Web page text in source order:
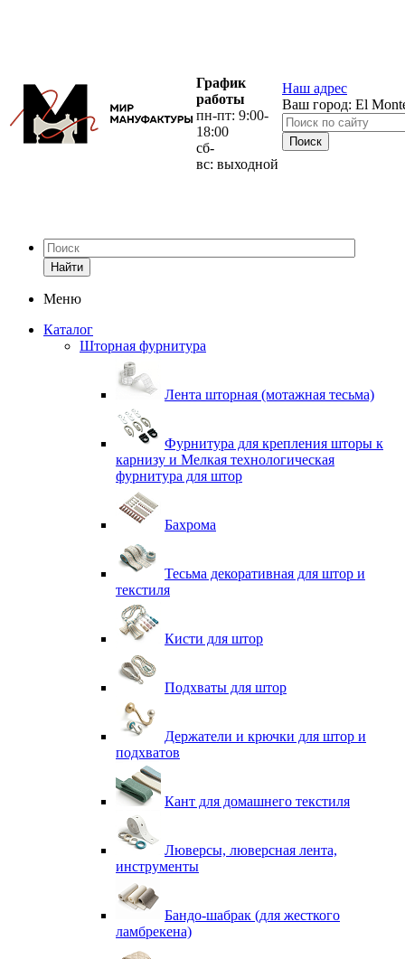
График
работы
пн-пт: 9:00-
18:00
сб-
вс: выходной
Наш адрес
Ваш город: El
Найти
Меню
Каталог
Шторная фурнитура
Лента шторная (мотажная тесьма)
Фурнитура для крепления шторы к
карнизу и Мелкая технологическая
фурнитура для штор
Бахрома
Тесьма декоративная для штор и
текстиля
Кисти для штор
Подхваты для штор
Держатели и крючки для штор и
подхватов
Кант для домашнего текстиля
Люверсы, люверсная лента,
инструменты
Бандо-шабрак (для жесткого
ламбрекена)